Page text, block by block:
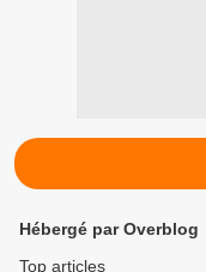
Hébergé par Overblog
Top articles